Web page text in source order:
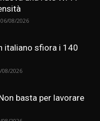
06/08/2026
italiano sfiora i 140
08/2026
basta per lavorare